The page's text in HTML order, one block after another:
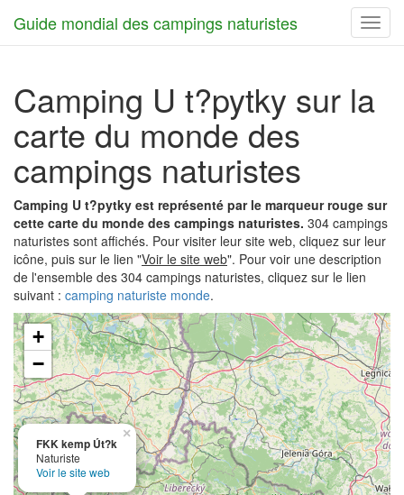
Guide mondial des campings naturistes
Camping U t?pytky sur la
carte du monde des
campings naturistes
Camping U t?pytky est représenté par le marqueur rouge sur
cette carte du monde des campings naturistes. 304 campings
naturistes sont affichés. Pour visiter leur site web, cliquez sur leur
icône, puis sur le lien "Voir le site web". Pour voir une description
de l'ensemble des 304 campings naturistes, cliquez sur le lien
suivant : camping naturiste monde.
FKK kemp Út?k
Naturiste
Voir le site web
×
+
−